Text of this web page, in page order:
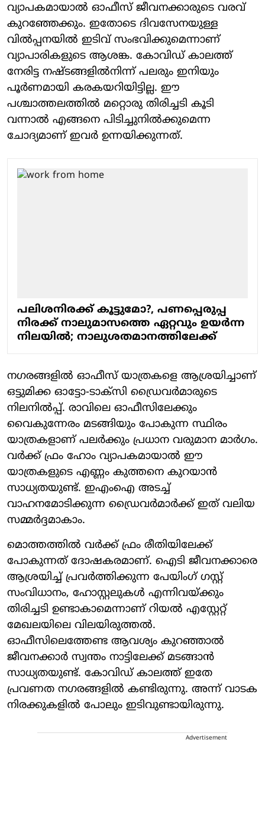
വ്യാപകമായാല്‍ ഓഫീസ് ജീവനക്കാരുടെ വരവ്
കുറഞ്ഞേക്കും. ഇതോടെ ദിവസേനയുള്ള
വില്‍പ്പനയില്‍ ഇടിവ് സംഭവിക്കുമെന്നാണ്
വ്യാപാരികളുടെ ആശങ്ക. കോവിഡ് കാലത്ത്
നേരിട്ട നഷ്ടങ്ങളില്‍നിന്ന് പലരും ഇനിയും
പൂര്‍ണമായി കരകയറിയിട്ടില്ല. ഈ
പശ്ചാത്തലത്തില്‍ മറ്റൊരു തിരിച്ചടി കൂടി
വന്നാല്‍ എങ്ങനെ പിടിച്ചുനില്‍ക്കുമെന്ന
ചോദ്യമാണ് ഇവര്‍ ഉന്നയിക്കുന്നത്.
പലിശനിരക്ക് കൂട്ടുമോ?, പണപ്പെരുപ്പ
നിരക്ക് നാലുമാസത്തെ ഏറ്റവും ഉയര്‍ന്ന
നിലയില്‍; നാലുശതമാനത്തിലേക്ക്
നഗരങ്ങളില്‍ ഓഫീസ് യാത്രകളെ ആശ്രയിച്ചാണ്
ഒട്ടുമിക്ക ഓട്ടോ-ടാക്സി ഡ്രൈവര്‍മാരുടെ
നിലനില്‍പ്പ്. രാവിലെ ഓഫീസിലേക്കും
വൈകുന്നേരം മടങ്ങിയും പോകുന്ന സ്ഥിരം
യാത്രകളാണ് പലര്‍ക്കും പ്രധാന വരുമാന മാര്‍ഗം.
വര്‍ക്ക് ഫ്രം ഹോം വ്യാപകമായാല്‍ ഈ
യാത്രകളുടെ എണ്ണം കുത്തനെ കുറയാന്‍
സാധ്യതയുണ്ട്. ഇഎംഐ അടച്ച്
വാഹനമോടിക്കുന്ന ഡ്രൈവര്‍മാര്‍ക്ക് ഇത് വലിയ
സമ്മര്‍ദ്ദമാകാം.
മൊത്തത്തില്‍ വര്‍ക്ക് ഫ്രം രീതിയിലേക്ക്
പോകുന്നത് ദോഷകരമാണ്. ഐടി ജീവനക്കാരെ
ആശ്രയിച്ച് പ്രവര്‍ത്തിക്കുന്ന പേയിംഗ് ഗസ്റ്റ്
സംവിധാനം, ഹോസ്റ്റലുകള്‍ എന്നിവയ്ക്കും
തിരിച്ചടി ഉണ്ടാകാമെന്നാണ് റിയല്‍ എസ്റ്റേറ്റ്
മേഖലയിലെ വിലയിരുത്തല്‍.
ഓഫീസിലെത്തേണ്ട ആവശ്യം കുറഞ്ഞാല്‍
ജീവനക്കാര്‍ സ്വന്തം നാട്ടിലേക്ക് മടങ്ങാന്‍
സാധ്യതയുണ്ട്. കോവിഡ് കാലത്ത് ഇതേ
പ്രവണത നഗരങ്ങളില്‍ കണ്ടിരുന്നു. അന്ന് വാടക
നിരക്കുകളില്‍ പോലും ഇടിവുണ്ടായിരുന്നു.
Advertisement